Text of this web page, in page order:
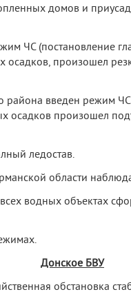
домов и
ЧС (постановление
осадков, произошел
района введен режим
осадков произошел
ледостав.
области
водных объектах
Донское БВУ
обстановка